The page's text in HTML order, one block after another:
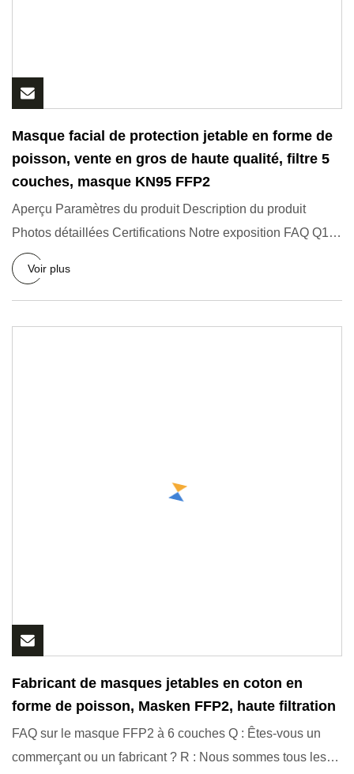
Masque facial de protection jetable en forme de
poisson, vente en gros de haute qualité, filtre 5
couches, masque KN95 FFP2
Aperçu Paramètres du produit Description du produit
Photos détaillées Certifications Notre exposition FAQ Q1 :
Quels ty
Voir plus
Fabricant de masques jetables en coton en
forme de poisson, Masken FFP2, haute filtration
FAQ sur le masque FFP2 à 6 couches Q : Êtes-vous un
commerçant ou un fabricant ? R : Nous sommes tous les